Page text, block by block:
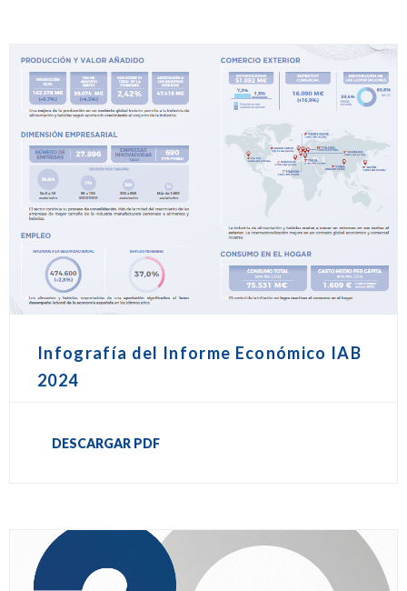
Infografía del Informe Económico IAB
2024
DESCARGAR PDF